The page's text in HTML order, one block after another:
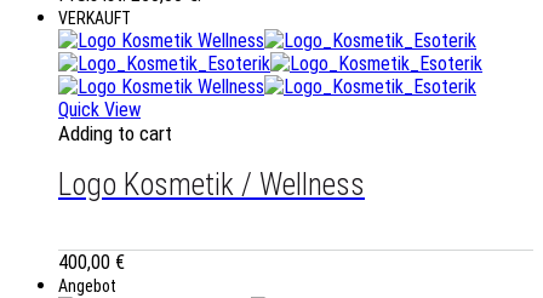
VERKAUFT
Quick View
Adding to cart
Logo Kosmetik / Wellness
400,00 €
Angebot